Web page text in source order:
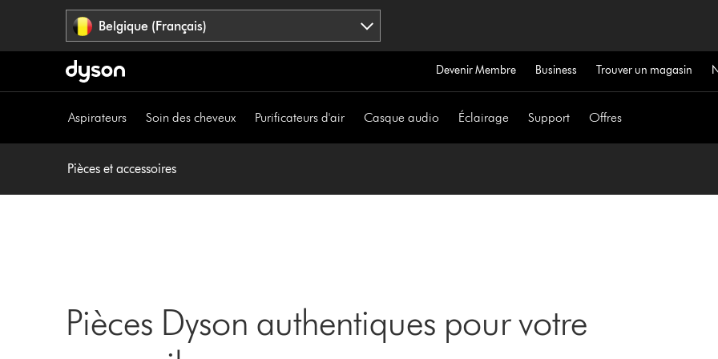
Belgique (Français)
Devenir Membre Business Trouver un magasin
Aspirateurs Soin des cheveux Purificateurs d'air Casque audio Éclairage Support Offres
Pièces et accessoires
Pièces Dyson authentiques pour votre